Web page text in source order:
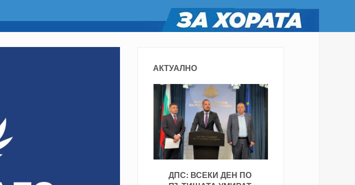
АКТУАЛНО
ДПС: ВСЕКИ ДЕН ПО